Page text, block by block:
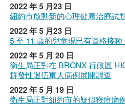
2022 年 5 月23 日
紐約市啟動新的心理健康治療試
2022 年 5 月23 日
5 至 11 歲的兒童現已有資格接
2022 年 5 月 20 日
衛生局正對在 BRONX 行政區
群發性退伍軍人病例展開調查
2022 年 5 月 19 日
衛生局正對紐約市的疑似猴痘病